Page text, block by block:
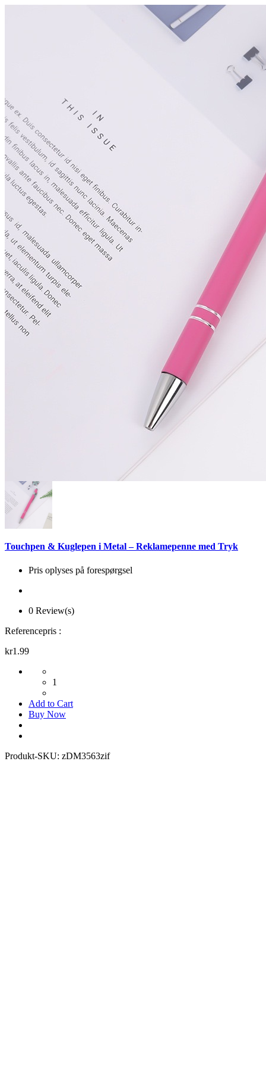
Touchpen & Kuglepen i Metal – Reklamepenne med Tryk
Pris oplyses på forespørgsel
0 Review(s)
Referencepris :
kr1.99
1
Add to Cart
Buy Now
Produkt-SKU: zDM3563zif